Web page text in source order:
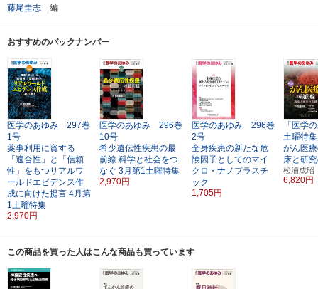
藤尾圭志 編
おすすめのバックナンバー
医学のあゆみ 297巻
1号
薬事利用に資する
「適合性」と「信頼
性」をもつリアルワ
ールドエビデンス作
成に向けた提言 4月第
1土曜特集
2,970円
医学のあゆみ 296巻
10号
希少遺伝性疾患の最
前線 科学と社会をつ
なぐ 3月第1土曜特集
2,970円
医学のあゆみ 296巻
2号
全身疾患の新たな危
険因子としてのマイ
クロ・ナノプラスチ
ック
1,705円
「医学
土曜特
がん医
床と研
松浦成
6,820円
この商品を買った人はこんな商品も買っています